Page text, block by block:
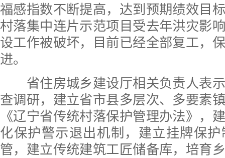
福感指数不断提高，达到预期绩效目
村落集中连片示范项目受去年洪灾影
设工作被破坏，目前已经全部复工，
进。
省住房城乡建设厅相关负责人表示
查调研，建立省市县多层次、多要素
《辽宁省传统村落保护管理办法》，
化保护警示退出机制，建立挂牌保
管，建立传统建筑工匠储备库，培育